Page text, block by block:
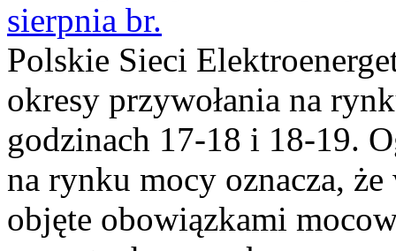
sierpnia br.
Polskie Sieci
okresy przywołania na
godzinach 17-18 i 18-19.
na rynku mocy oznacza,
objęte obowiązkami